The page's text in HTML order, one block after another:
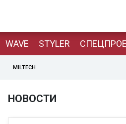
WAVE STYLER
MILTECH
НОВОСТИ